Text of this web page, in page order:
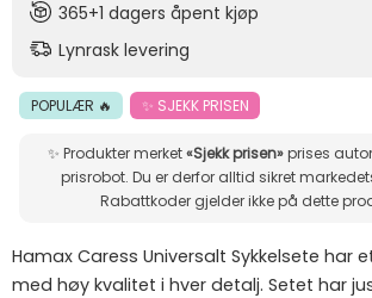
365+1 dagers åpent kjøp
Lynrask levering
POPULÆR 🔥 ✨ SJEKK PRISEN
✨ Produkter merket«Sjekk prisen»prises
prisrobot. Du er derfor alltid sikret markedets beste pris.
Rabattkoder gjelder ikke på dette
Hamax Caress Universalt Sykkelsete har
med høy kvalitet i hver detalj. Setet har